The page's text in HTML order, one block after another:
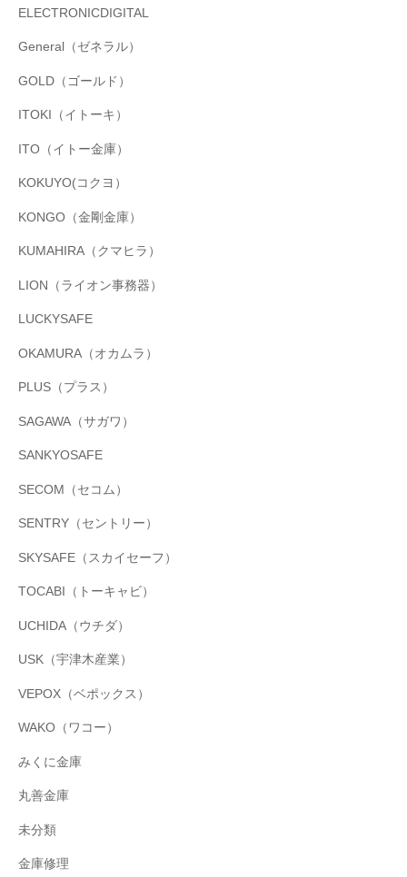
ELECTRONICDIGITAL
General（ゼネラル）
GOLD（ゴールド）
ITOKI（イトーキ）
ITO（イトー金庫）
KOKUYO(コクヨ）
KONGO（金剛金庫）
KUMAHIRA（クマヒラ）
LION（ライオン事務器）
LUCKYSAFE
OKAMURA（オカムラ）
PLUS（プラス）
SAGAWA（サガワ）
SANKYOSAFE
SECOM（セコム）
SENTRY（セントリー）
SKYSAFE（スカイセーフ）
TOCABI（トーキャビ）
UCHIDA（ウチダ）
USK（宇津木産業）
VEPOX（ベポックス）
WAKO（ワコー）
みくに金庫
丸善金庫
未分類
金庫修理